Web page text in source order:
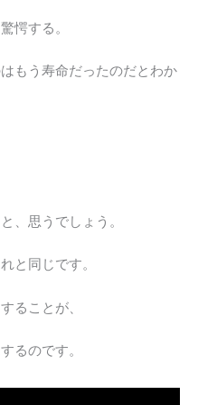
愕する。
もう寿命だったのだとわか
、思うでしょう。
と同じです。
ることが、
るのです。